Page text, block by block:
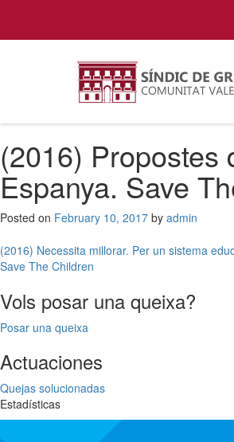
(2016) Propostes
Espanya. Save
Posted on February 10, 2017 by admin
Post
navigation
(2016) Necessita millorar. Per un sistema
Save The Children
Vols posar una queixa?
Posar una queixa
Actuaciones
Quejas solucionadas
Estadísticas